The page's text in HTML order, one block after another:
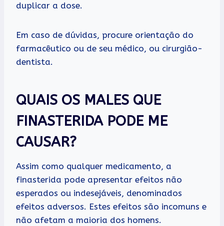
duplicar a dose.
Em caso de dúvidas, procure orientação do
farmacêutico ou de seu médico, ou cirurgião-
dentista.
QUAIS OS MALES QUE
FINASTERIDA PODE ME
CAUSAR?
Assim como qualquer medicamento, a
finasterida pode apresentar efeitos não
esperados ou indesejáveis, denominados
efeitos adversos. Estes efeitos são incomuns e
não afetam a maioria dos homens.